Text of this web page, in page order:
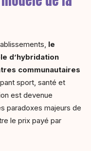
le
d’hybridation
communautaires
sport, santé et
est devenue
paradoxes majeurs de
le prix payé par